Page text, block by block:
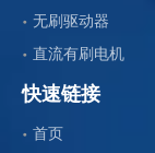
无刷驱动器
直流有刷电机
快速链接
首页